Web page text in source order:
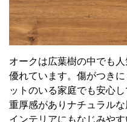
オークは広葉樹の中でも
優れています。傷がつき
ットのいる家庭でも安心し
重厚感がありナチュラル
インテリアにもなじみや